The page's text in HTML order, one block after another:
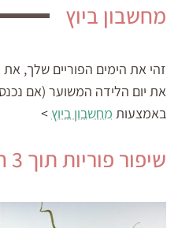
מחשבון ביוץ
זהי את הימים הפוריים שלך,
את יום הלידה המשוער (אם
באמצעות מחשבון ביוץ >
שיפור פוריות תוך 3 חודשים